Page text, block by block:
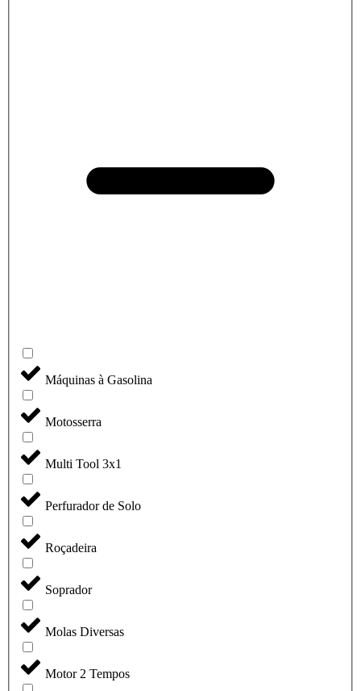
Máquinas à Gasolina
Motosserra
Multi Tool 3x1
Perfurador de Solo
Roçadeira
Soprador
Molas Diversas
Motor 2 Tempos